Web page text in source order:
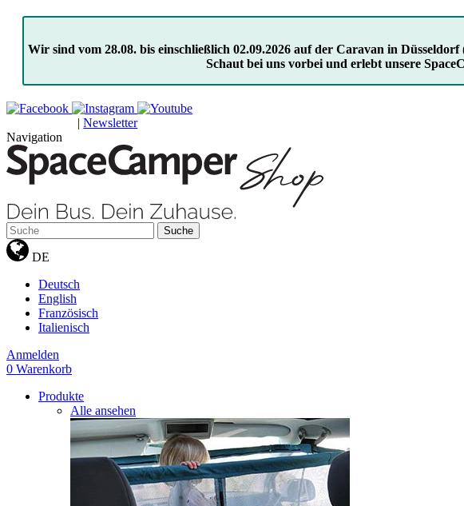
Wir sind vom 28.08. bis einschließlich 02.09.2026 auf der Caravan in
Schaut bei uns vorbei und erlebt unsere
| Newsletter
Navigation
Suche
DE
Deutsch
English
Französisch
Italienisch
Anmelden
0 Warenkorb
Produkte
Alle ansehen